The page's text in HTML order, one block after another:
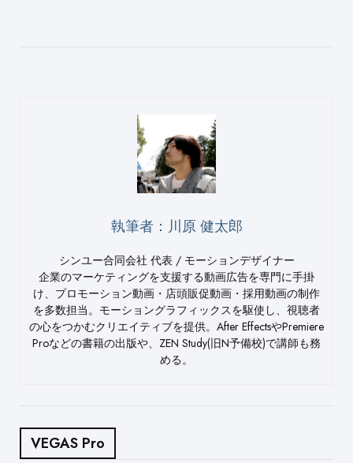
執筆者：川原 健太郎
シンユー合同会社 代表 / モーションデザイナー
企業のマーケティングを支援する動画広告を専門に手掛
け、プロモーション動画・店頭販促動画・採用動画の制作
を多数担当。モーショングラフィックスを駆使し、視聴者
の心をつかむクリエイティブを提供。After EffectsやPremiere
Proなどの書籍の出版や、ZEN Study(旧N予備校)で講師も務
める。
VEGAS Pro